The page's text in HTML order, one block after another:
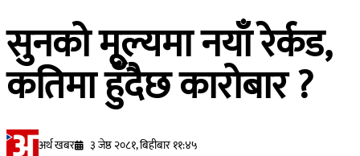
सुनको मूल्यमा नयाँ रेर्कड,
कतिमा हुँदैछ कारोबार ?
अर्थ खबर ३ जेष्ठ २०८१, बिहीबार ११:४५